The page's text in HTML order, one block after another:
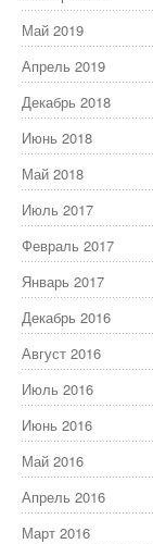
Май 2019
Апрель 2019
Декабрь 2018
Июнь 2018
Май 2018
Июль 2017
Февраль 2017
Январь 2017
Декабрь 2016
Август 2016
Июль 2016
Июнь 2016
Май 2016
Апрель 2016
Март 2016